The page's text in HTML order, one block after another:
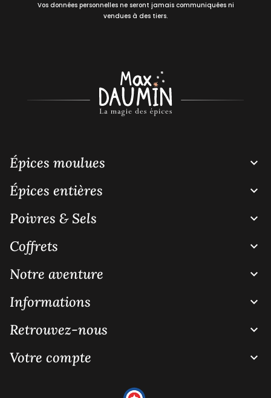
Vos données personnelles ne seront jamais communiquées ni
vendues à des tiers.
Épices moulues 
Épices entières 
Poivres & Sels 
Coffrets 
Notre aventure 
Informations 
Retrouvez-nous 
Votre compte 